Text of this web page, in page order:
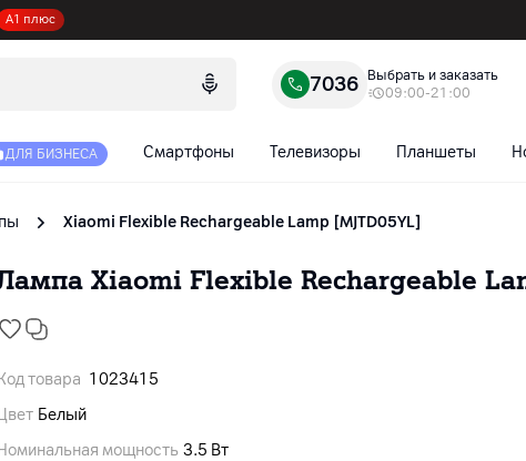
А1 плюс
7036
Выбрать и заказать
09:00-21:00
ДЛЯ БИЗНЕСА Смартфоны Телевизоры Планшеты
Xiaomi Flexible Rechargeable Lamp [MJTD05YL]
Xiaomi Flexible Rechargeable
Код товара 1023415
Цвет Белый
Номинальная мощность 3.5 Вт